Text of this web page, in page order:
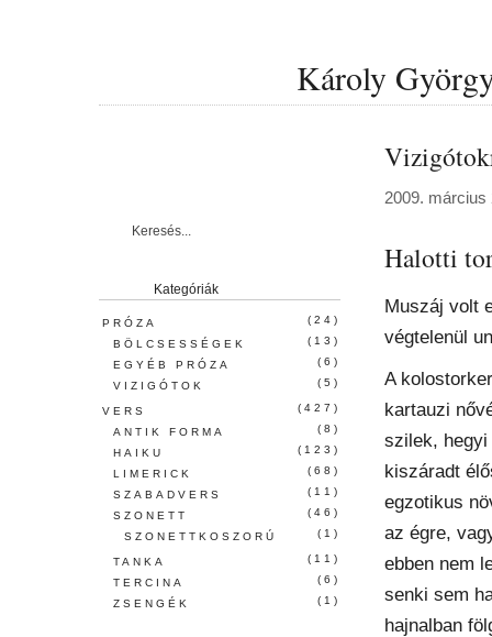
Károly
2009. március
Halotti
Muszáj volt
végtelenül
A
kartauzi
szilek,
kiszáradt
egzotikus
az égre,
ebben nem
senki sem
hajnalban
Kategóriák
PRÓZA
(24)
BÖLCSESSÉGEK
(13)
EGYÉB PRÓZA
(6)
VIZIGÓTOK
(5)
VERS
(427)
ANTIK FORMA
(8)
HAIKU
(123)
LIMERICK
(68)
SZABADVERS
(11)
SZONETT
(46)
SZONETTKOSZORÚ
(1)
TANKA
(11)
TERCINA
(6)
ZSENGÉK
(1)